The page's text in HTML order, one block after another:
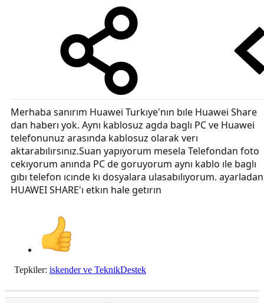
Merhaba sanırım Huawei Turkıye'nın bıle Huawei Share
dan haberı yok. Aynı kablosuz agda baglı PC ve Huawei
telefonunuz arasında kablosuz olarak verı
aktarabılırsınız.Suan yapıyorum mesela Telefondan foto
cekıyorum anında PC de goruyorum aynı kablo ıle baglı
gıbı telefon ıcınde kı dosyalara ulasabılıyorum. ayarladan
HUAWEI SHARE'ı etkın hale getırın
Tepkiler: iskenderve TeknikDestek